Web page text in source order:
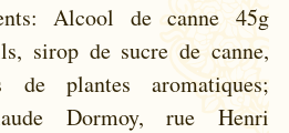
Alcool de canne 45g
sirop de sucre de canne,
de plantes aromatiques;
Dormoy, rue Henri